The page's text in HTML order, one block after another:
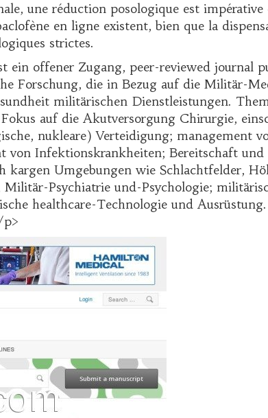
une réduction posologique est impérative
en ligneexistent, bien que la
strictes.
offener Zugang, peer-reviewed journal
Forschung, die in Bezug auf die Militär-
militärischen Dienstleistungen.
auf die Akutversorgung Chirurgie,
nukleare) Verteidigung; management
von Infektionskrankheiten; Bereitschaft
Umgebungen wie Schlachtfelder,
Psychiatrie und-Psychologie;
healthcare-Technologie und